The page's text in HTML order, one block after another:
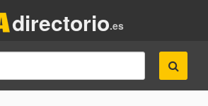
.es
directorio